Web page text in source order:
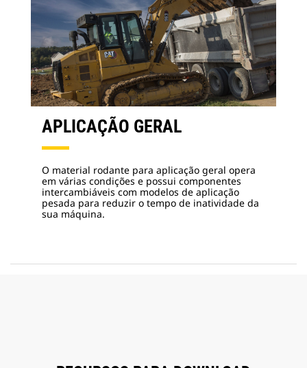
APLICAÇÃO GERAL
O material rodante para aplicação geral opera
em várias condições e possui componentes
intercambiáveis com modelos de aplicação
pesada para reduzir o tempo de inatividade da
sua máquina.